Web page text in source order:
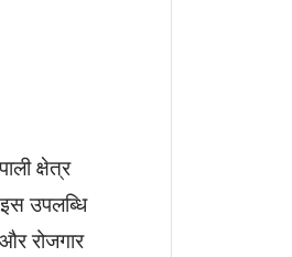
क्षेत्र
उपलब्धि
रोजगार